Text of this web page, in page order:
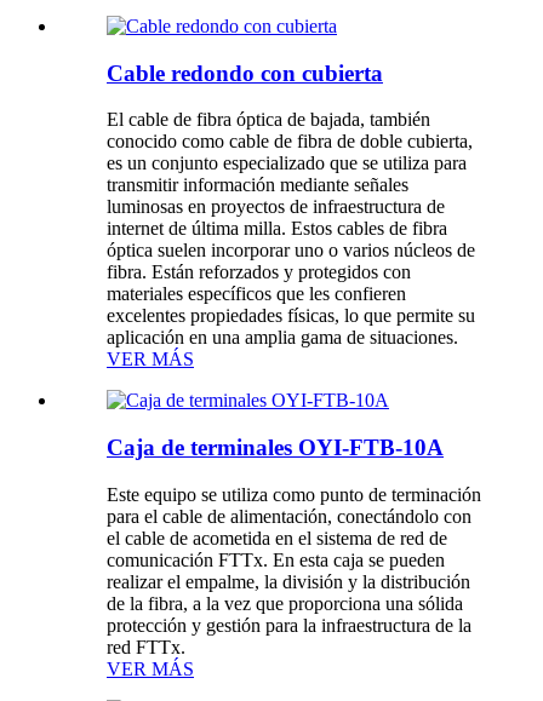
Cable redondo con cubierta
El cable de fibra óptica de bajada, también
conocido como cable de fibra de doble cubierta,
es un conjunto especializado que se utiliza para
transmitir información mediante señales
luminosas en proyectos de infraestructura de
internet de última milla. Estos cables de fibra
óptica suelen incorporar uno o varios núcleos de
fibra. Están reforzados y protegidos con
materiales específicos que les confieren
excelentes propiedades físicas, lo que permite su
aplicación en una amplia gama de situaciones.
VER MÁS
Caja de terminales OYI-FTB-10A
Este equipo se utiliza como punto de terminación
para el cable de alimentación, conectándolo con
el cable de acometida en el sistema de red de
comunicación FTTx. En esta caja se pueden
realizar el empalme, la división y la distribución
de la fibra, a la vez que proporciona una sólida
protección y gestión para la infraestructura de la
red FTTx.
VER MÁS